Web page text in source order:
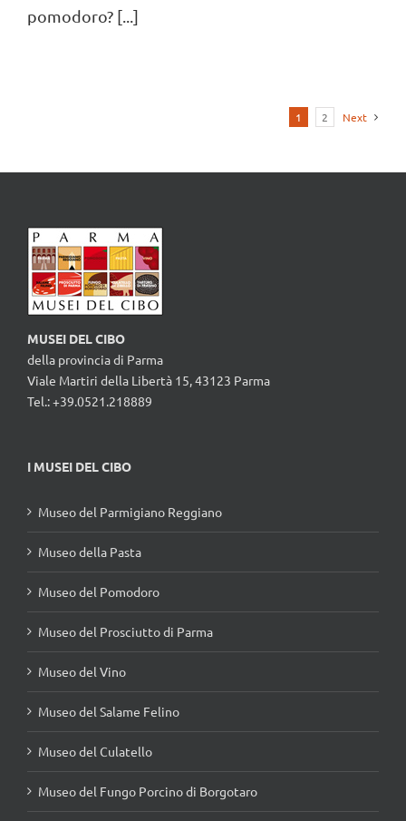
pomodoro? [...]
1 2 Next
MUSEI DEL CIBO
della provincia di Parma
Viale Martiri della Libertà 15, 43123 Parma
Tel.: +39.0521.218889
I MUSEI DEL CIBO
Museo del Parmigiano Reggiano
Museo della Pasta
Museo del Pomodoro
Museo del Prosciutto di Parma
Museo del Vino
Museo del Salame Felino
Museo del Culatello
Museo del Fungo Porcino di Borgotaro